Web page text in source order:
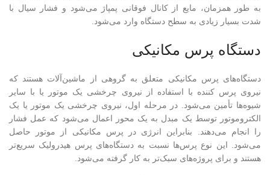
به طور همزمان، مایع از کانال فوقانی پمپاژ می‌شود و فشار سیال با
شدت بسیار زیادی به سطح دستگاه وارد می‌شود.
دستگاه پرس مکانیکی
دستگاه‌های پرس مکانیکی متعلق به گروهی از ماشین‌آلات هستند که
نیروی پرس کننده با استفاده از نیروی چرخشی یک موتور یا با سایر
شیوه‌ها تأمین می‌شود. در مرحله اول، نیروی چرخشی یک موتور یا یک
الکتروموتور توسط یک مبدل به یک محور اعمال می‌شود که عمل فشار
را انجام می‌دهند. بنابراین انرژی در پرس مکانیکی از موتور حاصل
می‌شود. این نوع پرس‌ها نسبت به دستگاه‌های پرس هیدرولیک سریع‌تر
هستند و برای پروژه‌های سبک‌تر به کار گرفته می‌شود.